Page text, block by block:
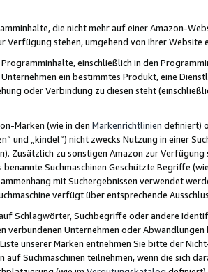
die nicht mehr auf einer Amazon-
Verfügung stehen, umgehend von Ihrer
einschließlich in den
Unternehmen ein bestimmtes Produkt, eine
oder Verbindung zu diesen steht
Marken (wie in den Markenrichtlinien definiert)
und „kindel“) nicht zwecks Nutzung in einer
Zusätzlich zu sonstigen Amazon zur
benannte Suchmaschinen Geschützte Begriffe
mit Suchergebnissen verwendet
verfügt über entsprechende
Schlagwörter, Suchbegriffe oder andere
verbundenen Unternehmen oder
unserer Marken entnehmen Sie bitte der
auf Suchmaschinen teilnehmen, wenn die sich